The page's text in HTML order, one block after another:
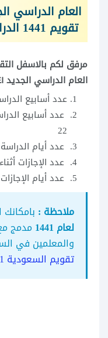
تقويم 1441 الدراسي
العام الدراسي الجديد ١٤٤١هجري بالاسابيع
عدد أسابيع
عدد أسابيع
22
عدد أيام الدراسة
عدد الإجازات
عدد أيام
ملاحظة :
لعام 1441
مدمج
والمعلمين في
تقويم السعودية 1441